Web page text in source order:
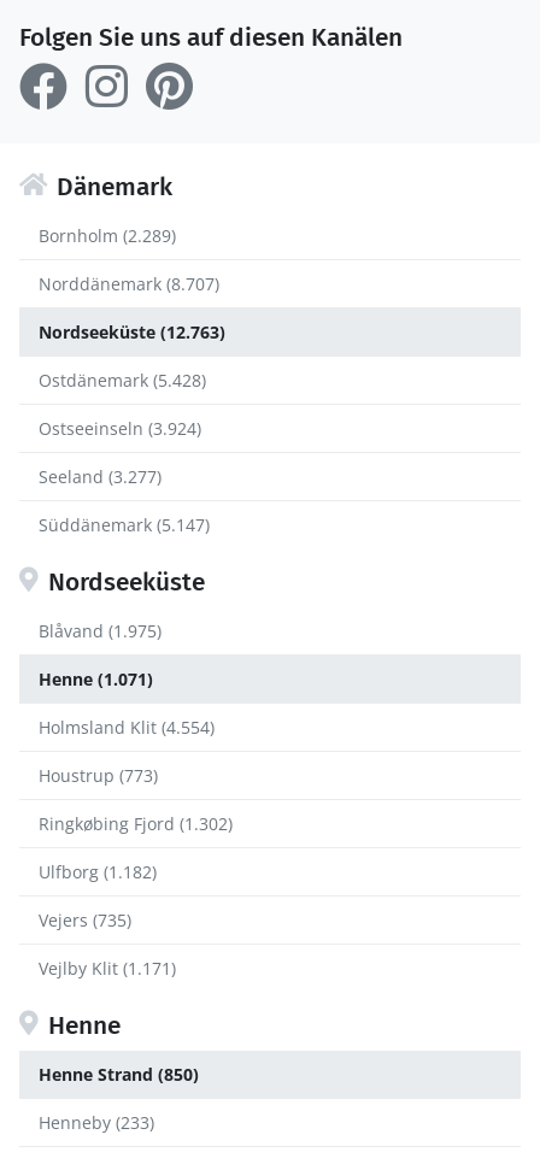
Folgen Sie uns auf diesen Kanälen
Dänemark
Bornholm (2.289)
Norddänemark (8.707)
Nordseeküste (12.763)
Ostdänemark (5.428)
Ostseeinseln (3.924)
Seeland (3.277)
Süddänemark (5.147)
Nordseeküste
Blåvand (1.975)
Henne (1.071)
Holmsland Klit (4.554)
Houstrup (773)
Ringkøbing Fjord (1.302)
Ulfborg (1.182)
Vejers (735)
Vejlby Klit (1.171)
Henne
Henne Strand (850)
Henneby (233)